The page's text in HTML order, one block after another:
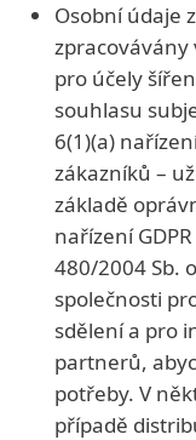
Osobní údaje
zpracovávány
pro účely
souhlasu
6(1)(a)
zákazníků –
základě
nařízení
480/2004 Sb.
společnosti
sdělení a pro
partnerů,
potřeby. V
případě